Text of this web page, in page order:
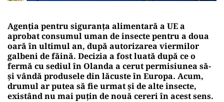
Agenţia pentru siguranţa alimentară a UE a
aprobat consumul uman de insecte pentru a doua
oară în ultimul an, după autorizarea viermilor
galbeni de făină. Decizia a fost luată după ce o
fermă cu sediul în Olanda a cerut permisiunea să-
şi vândă produsele din lăcuste în Europa. Acum,
drumul ar putea să fie urmat și de alte insecte,
existând nu mai puțin de nouă cereri în acest sens.